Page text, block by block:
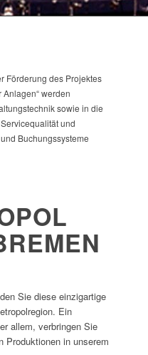
Förderung des Projektes
werden
sowie in die
und
Buchungssysteme
Sie diese einzigartige
Ein
allem, verbringen Sie
Produktionen in unserem